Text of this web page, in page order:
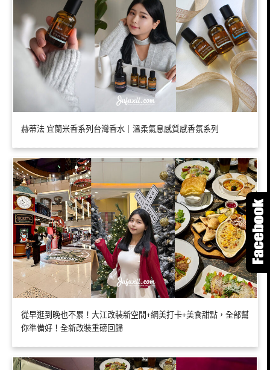
赫蒂法 宜蘭米香系列台灣香水｜溫柔氣息感質感香氛系列
從早逛到晚也不累！大江改裝新空間+網美打卡+美食甜點，全部幫
你準備好！全新改裝重磅回歸